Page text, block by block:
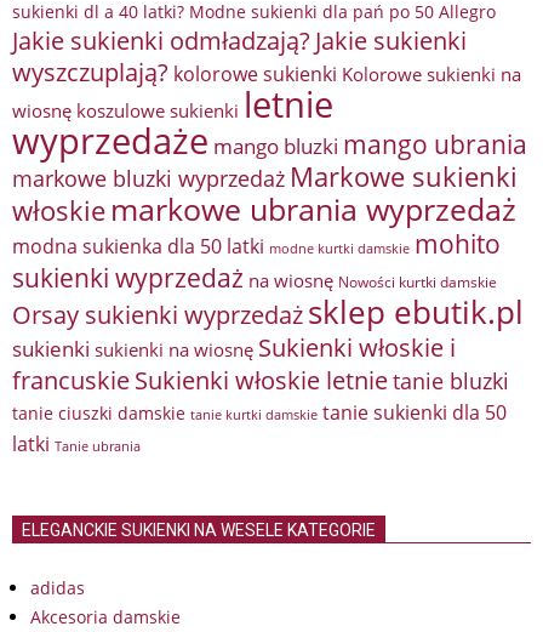
sukienki dl a 40 latki? Modne sukienki dla pań po 50 Allegro
Jakie sukienki odmładzają? Jakie sukienki
wyszczuplają? kolorowe sukienki Kolorowe sukienki na
wiosnę koszulowe sukienki letnie
wyprzedaże mango bluzki mango ubrania
markowe bluzki wyprzedaż Markowe sukienki
włoskie markowe ubrania wyprzedaż
modna sukienka dla 50 latki modne kurtki damskie mohito
sukienki wyprzedaż na wiosnę Nowości kurtki damskie
Orsay sukienki wyprzedażsklep ebutik.pl
sukienki sukienki na wiosnę Sukienki włoskie i
francuskieSukienki włoskie letnietanie bluzki
tanie ciuszki damskie tanie kurtki damskie tanie sukienki dla 50
latki Tanie ubrania
ELEGANCKIE SUKIENKI NA WESELE KATEGORIE
adidas
Akcesoria damskie